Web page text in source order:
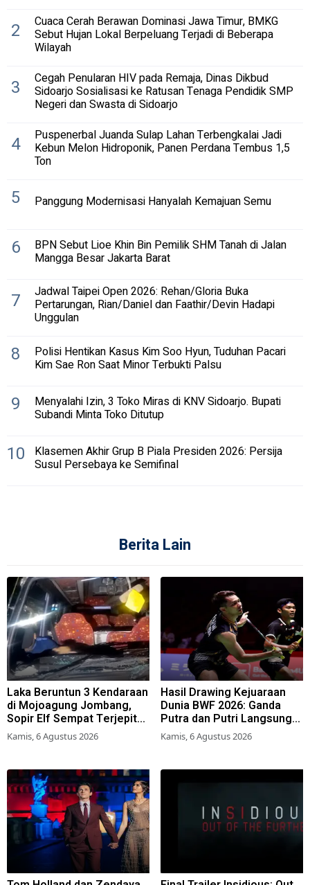
2 Cuaca Cerah Berawan Dominasi Jawa Timur, BMKG
Sebut Hujan Lokal Berpeluang Terjadi di Beberapa
Wilayah
3 Cegah Penularan HIV pada Remaja, Dinas Dikbud
Sidoarjo Sosialisasi ke Ratusan Tenaga Pendidik SMP
Negeri dan Swasta di Sidoarjo
4 Puspenerbal Juanda Sulap Lahan Terbengkalai Jadi
Kebun Melon Hidroponik, Panen Perdana Tembus 1,5
Ton
5 Panggung Modernisasi Hanyalah Kemajuan Semu
6 BPN Sebut Lioe Khin Bin Pemilik SHM Tanah di Jalan
Mangga Besar Jakarta Barat
7 Jadwal Taipei Open 2026: Rehan/Gloria Buka
Pertarungan, Rian/Daniel dan Faathir/Devin Hadapi
Unggulan
8 Polisi Hentikan Kasus Kim Soo Hyun, Tuduhan Pacari
Kim Sae Ron Saat Minor Terbukti Palsu
9 Menyalahi Izin, 3 Toko Miras di KNV Sidoarjo. Bupati
Subandi Minta Toko Ditutup
10 Klasemen Akhir Grup B Piala Presiden 2026: Persija
Susul Persebaya ke Semifinal
Berita Lain
Laka Beruntun 3 Kendaraan
di Mojoagung Jombang,
Sopir Elf Sempat Terjepit
Kemudi
Kamis, 6 Agustus 2026
Hasil Drawing Kejuaraan
Dunia BWF 2026: Ganda
Putra dan Putri Langsung
Lolos Babak Kedua, 6 Wakil
Bertarung dari Awal
Kamis, 6 Agustus 2026